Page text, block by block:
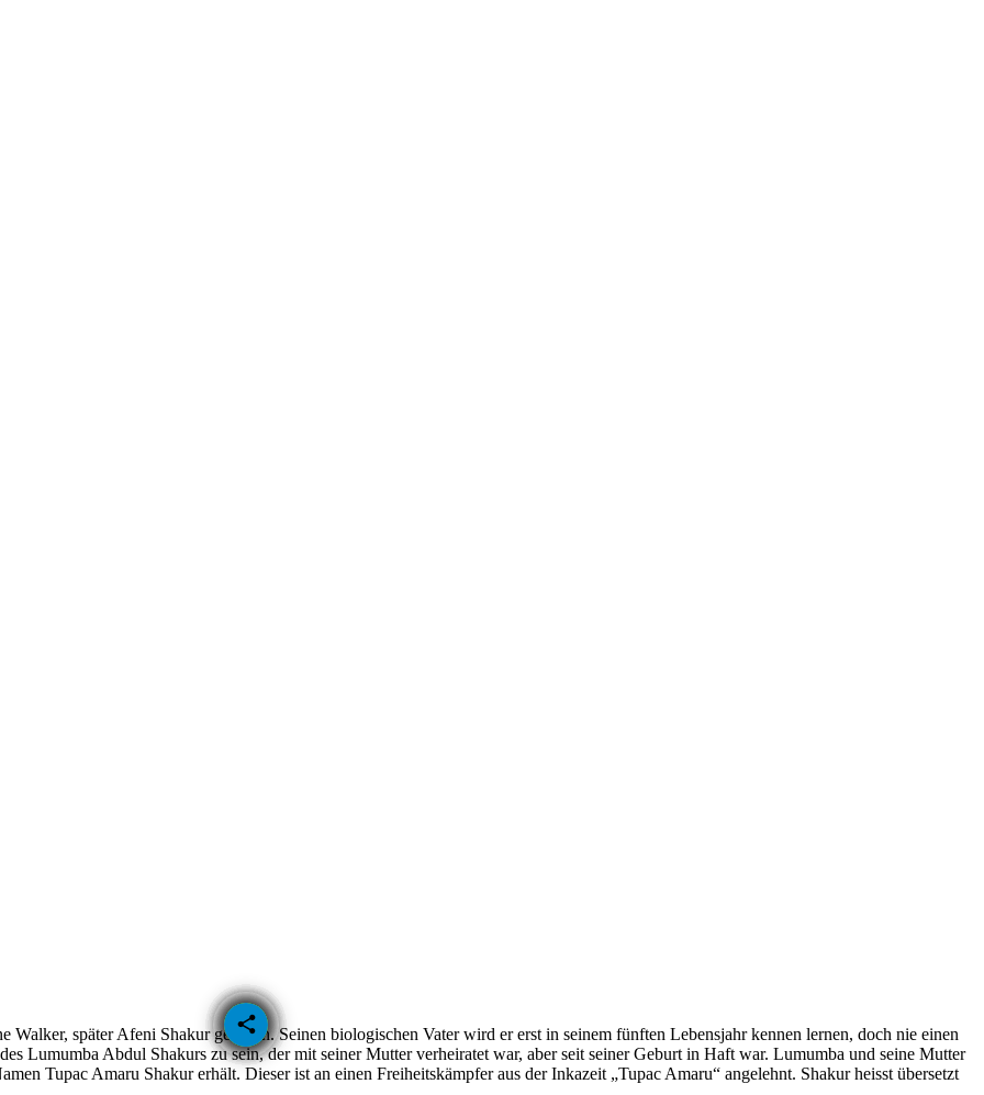
share
email
später Afeni Shakur geboren. Seinen biologischen Vater wird er erst in seinem fünften Lebensjahr kennen lernen, doch nie einen
Lumumba Abdul Shakurs zu sein, der mit seiner Mutter verheiratet war, aber seit seiner Geburt in Haft war. Lumumba und seine Mutter
Tupac Amaru Shakur erhält. Dieser ist an einen Freiheitskämpfer aus der Inkazeit „Tupac Amaru“ angelehnt. Shakur heisst übersetzt